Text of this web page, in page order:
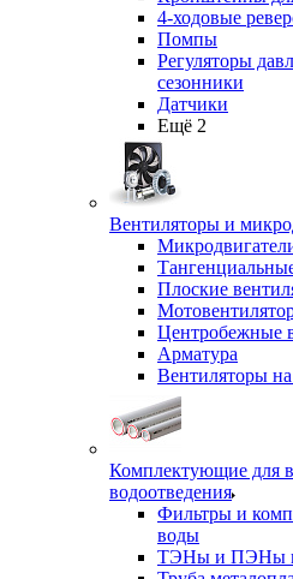
4-ходовые
Помпы
Регуляторы
сезонники
Датчики
Ещё 2
Вентиляторы и
Плоские
Центробежные
Арматура
Вентиляторы на
Комплектующие для
водоотведения
Фильтры и
воды
ТЭНы и ПЭНы